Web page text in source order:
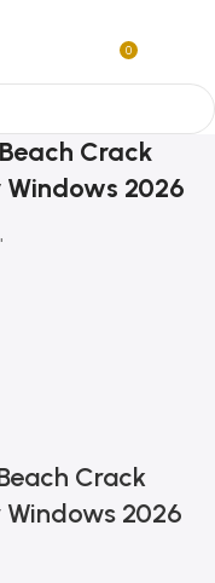
0
Crack
Windows 2026
Crack
2026